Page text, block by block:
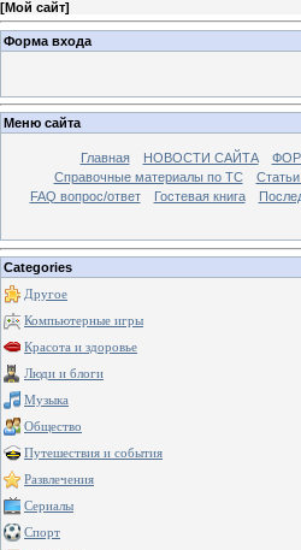
[Мой сайт]
Форма входа
Меню сайта
Главная НОВОСТИ САЙТА
Справочные материалы по TС
FAQ вопрос/ответ
Гостевая книга
Categories
Другое
Компьютерные игры
Красота и здоровье
Люди и блоги
Музыка
Общество
Путешествия и события
Развлечения
Сериалы
Спорт